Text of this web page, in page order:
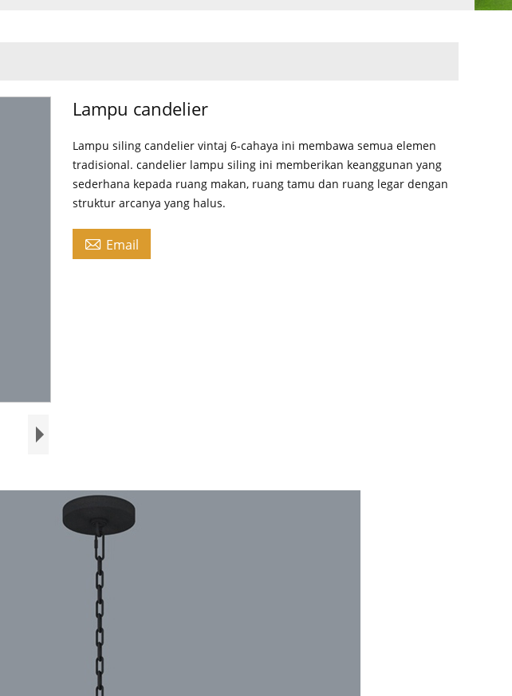
Lampu candelier
Lampu siling candelier vintaj 6-cahaya ini membawa semua elemen
tradisional. candelier lampu siling ini memberikan keanggunan yang
sederhana kepada ruang makan, ruang tamu dan ruang legar dengan
struktur arcanya yang halus.
 Email